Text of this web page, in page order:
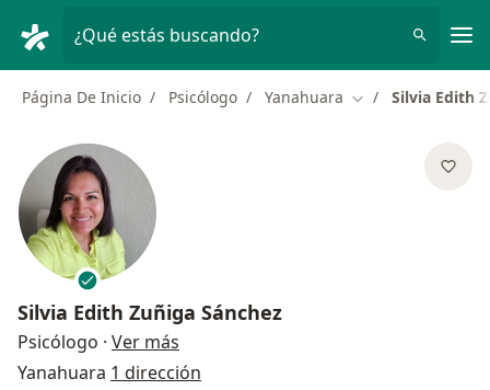
¿Qué estás buscando?
Página De Inicio Psicólogo Yanahuara Cambiar de ciudad
Silvia Edith
Silvia Edith Zuñiga Sánchez
Psicólogo · Ver más
Yanahuara 1 dirección